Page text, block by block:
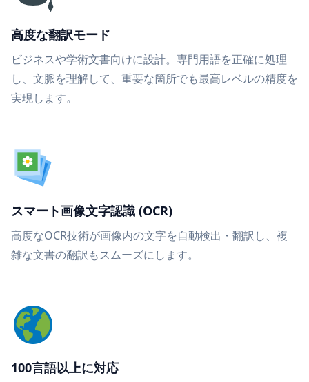
高度な翻訳モード
ビジネスや学術文書向けに設計。専門用語を正確に処理
し、文脈を理解して、重要な箇所でも最高レベルの精度を
実現します。
スマート画像文字認識 (OCR)
高度なOCR技術が画像内の文字を自動検出・翻訳し、複
雑な文書の翻訳もスムーズにします。
100言語以上に対応